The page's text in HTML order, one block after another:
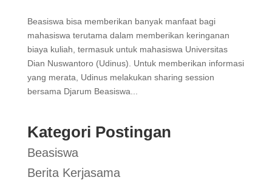
Beasiswa bisa memberikan banyak manfaat bagi
mahasiswa terutama dalam memberikan keringanan
biaya kuliah, termasuk untuk mahasiswa Universitas
Dian Nuswantoro (Udinus). Untuk memberikan informasi
yang merata, Udinus melakukan sharing session
bersama Djarum Beasiswa...
Kategori Postingan
Beasiswa
Berita Kerjasama